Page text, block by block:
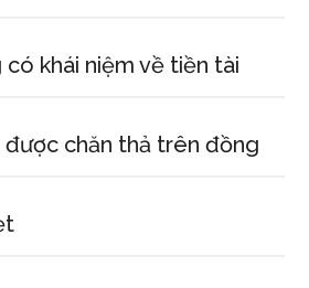
khái niệm về tiền tài
chăn thả trên đồng